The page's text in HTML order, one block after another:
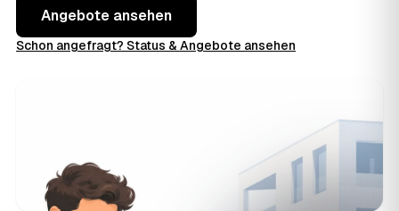
Espelkampund buchen, wenn der Preis stimmt.
Angebote ansehen
Schon angefragt? Status & Angebote ansehen